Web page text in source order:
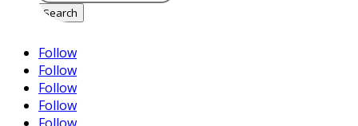
Follow
Follow
Follow
Follow